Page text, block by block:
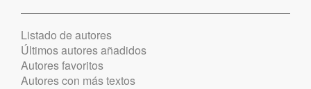
Listado de autores
Últimos autores añadidos
Autores favoritos
Autores con más textos